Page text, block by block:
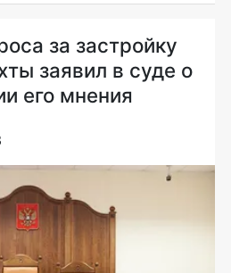
за застройку
заявил в суде о
его мнения